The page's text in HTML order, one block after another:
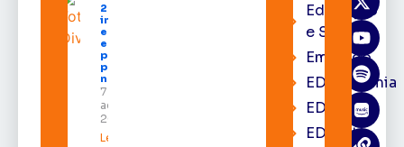
2026
impulsiona
economia
e aumenta
procura
por hotéis
na capital
7 de
agosto de
2026
Leia mais »
Educação
e Saúde
Emprego
EDacademia
EDbrasília
EDcast